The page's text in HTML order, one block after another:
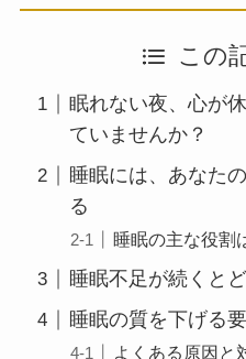
この
眠れない夜、心が
ていませんか？
睡眠には、あなた
る
睡眠の主な役割
睡眠不足が続くと
睡眠の質を下げる
よくある原因と